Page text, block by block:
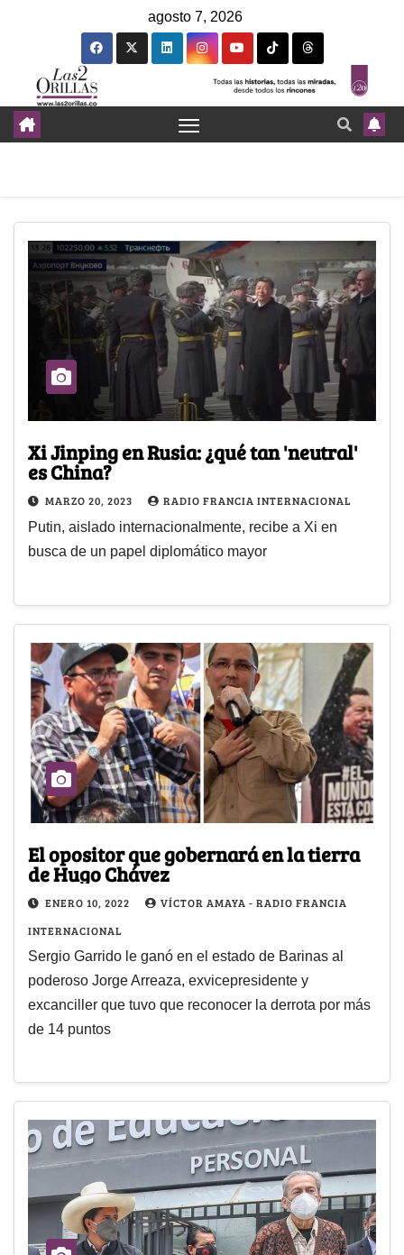
agosto 7, 2026
Xi Jinping en Rusia: ¿qué tan 'neutral'
es China?
MARZO 20, 2023 RADIO FRANCIA INTERNACIONAL
Putin, aislado internacionalmente, recibe a Xi en
busca de un papel diplomático mayor
El opositor que gobernará en la tierra
de Hugo Chávez
ENERO 10, 2022
VÍCTOR AMAYA - RADIO FRANCIA
INTERNACIONAL
Sergio Garrido le ganó en el estado de Barinas al
poderoso Jorge Arreaza, exvicepresidente y
excanciller que tuvo que reconocer la derrota por más
de 14 puntos